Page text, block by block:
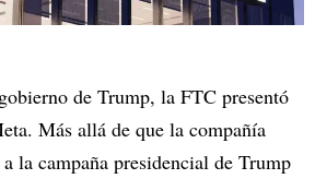
de Trump, la FTC presentó
Más allá de que la compañía
la campaña presidencial de Trump